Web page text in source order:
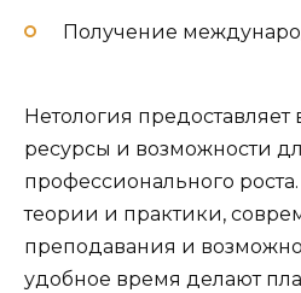
Получение
Нетология
ресурсы и возможности
профессионального
теории и практики,
преподавания и
удобное время делают